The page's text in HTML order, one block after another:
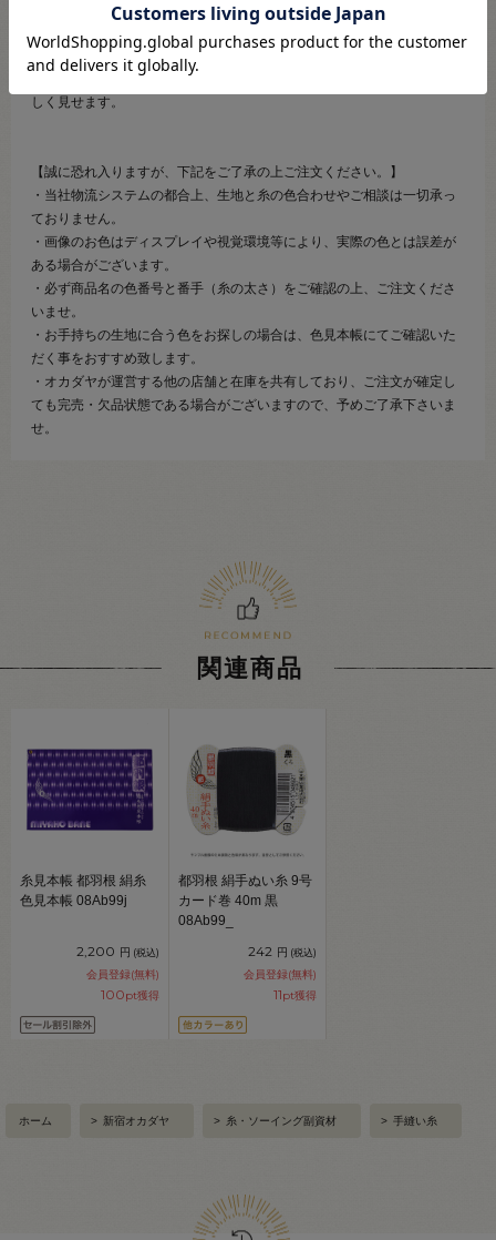
【商品の説明】
日本伝統の色名がついた絹穴糸です。
絹やウール生地に適したシルク100％の糸です。
美しい光沢・しなやかな感触・弾力性があり、ステッチや穴かがリを美
しく見せます。
【誠に恐れ入りますが、下記をご了承の上ご注文ください。】
・当社物流システムの都合上、生地と糸の色合わせやご相談は一切承っ
ておりません。
・画像のお色はディスプレイや視覚環境等により、実際の色とは誤差が
ある場合がございます。
・必ず商品名の色番号と番手（糸の太さ）をご確認の上、ご注文くださ
いませ。
・お手持ちの生地に合う色をお探しの場合は、色見本帳にてご確認いた
だく事をおすすめ致します。
・オカダヤが運営する他の店舗と在庫を共有しており、ご注文が確定し
ても完売・欠品状態である場合がございますので、予めご了承下さいま
せ。
関連商品
糸見本帳 都羽根 絹糸
色見本帳 08Ab99j
2,200 円 (税込)
会員登録(無料)
100pt獲得
都羽根 絹手ぬい糸 9号
カード巻 40m 黒
08Ab99_
242 円 (税込)
会員登録(無料)
11pt獲得
ホーム > 新宿オカダヤ > 糸・ソーイング副資材 > 手縫い糸